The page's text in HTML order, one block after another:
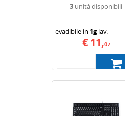
3 unità disponibili
evadibile in 1glav.
€ 11,07